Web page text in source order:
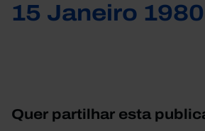
15 Janeiro 1980
Quer partilhar esta